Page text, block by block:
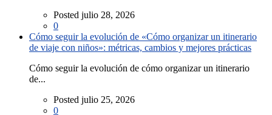
Posted julio 28, 2026
0
Cómo seguir la evolución de «Cómo organizar un itinerario
de viaje con niños»: métricas, cambios y mejores prácticas
Cómo seguir la evolución de cómo organizar un itinerario
de...
Posted julio 25, 2026
0